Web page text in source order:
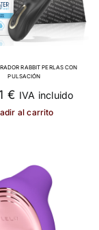
RABBIT PERLAS CON
PULSACIÓN
€ IVA incluido
al carrito